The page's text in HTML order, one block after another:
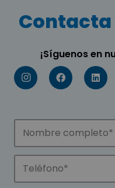
Contacta
¡Síguenos en